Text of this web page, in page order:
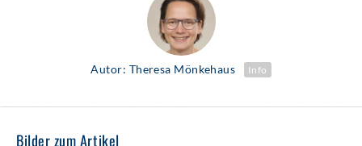
Autor: Theresa Mönkehaus Info
Bilder zum Artikel